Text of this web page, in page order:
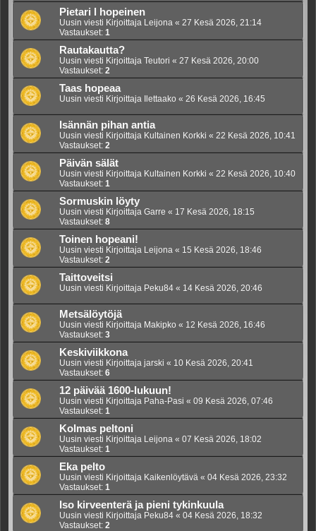
Pietari l hopeinen
Uusin viesti Kirjoittaja Leijona « 27 Kesä 2026, 21:14
Vastaukset: 1
Rautakautta?
Uusin viesti Kirjoittaja Teutori « 27 Kesä 2026, 20:00
Vastaukset: 2
Taas hopeaa
Uusin viesti Kirjoittaja Ilettaako « 26 Kesä 2026, 16:45
Isännän pihan antia
Uusin viesti Kirjoittaja Kultainen Korkki « 22 Kesä 2026, 10:41
Vastaukset: 2
Päivän sälät
Uusin viesti Kirjoittaja Kultainen Korkki « 22 Kesä 2026, 10:40
Vastaukset: 1
Sormuskin löyty
Uusin viesti Kirjoittaja Garre « 17 Kesä 2026, 18:15
Vastaukset: 8
Toinen hopeani!
Uusin viesti Kirjoittaja Leijona « 15 Kesä 2026, 18:46
Vastaukset: 2
Taittoveitsi
Uusin viesti Kirjoittaja Peku84 « 14 Kesä 2026, 20:46
Metsälöytöjä
Uusin viesti Kirjoittaja Makipko « 12 Kesä 2026, 16:46
Vastaukset: 3
Keskiviikkona
Uusin viesti Kirjoittaja jarski « 10 Kesä 2026, 20:41
Vastaukset: 6
12 päivää 1600-lukuun!
Uusin viesti Kirjoittaja Paha-Pasi « 09 Kesä 2026, 07:46
Vastaukset: 1
Kolmas peltoni
Uusin viesti Kirjoittaja Leijona « 07 Kesä 2026, 18:02
Vastaukset: 1
Eka pelto
Uusin viesti Kirjoittaja Kaikenlöytävä « 04 Kesä 2026, 23:32
Vastaukset: 1
Iso kirveenterä ja pieni tykinkuula
Uusin viesti Kirjoittaja Peku84 « 04 Kesä 2026, 18:32
Vastaukset: 2